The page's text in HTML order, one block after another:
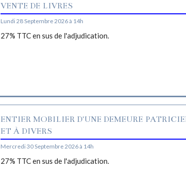
VENTE DE LIVRES
Lundi 28 Septembre 2026 à 14h
27% TTC en sus de l'adjudication.
ENTIER MOBILIER D'UNE DEMEURE
ET À DIVERS
Mercredi 30 Septembre 2026 à 14h
27% TTC en sus de l'adjudication.